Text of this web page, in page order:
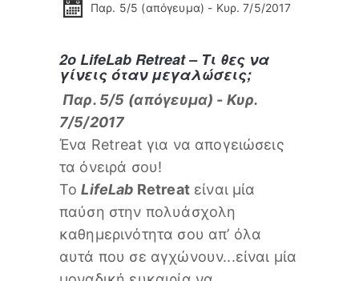
Παρ. 5/5 (απόγευμα) - Κυρ. 7/5/2017
2ο LifeLab Retreat – Τι θες να
γίνεις όταν μεγαλώσεις;
Παρ. 5/5 (απόγευμα) - Κυρ.
7/5/2017
Ένα Retreat για να απογειώσεις
τα όνειρά σου!
ΤοLifeLab Retreatείναι μία
παύση στην πολυάσχολη
καθημερινότητα σου απ’ όλα
αυτά που σε αγχώνουν...είναι μία